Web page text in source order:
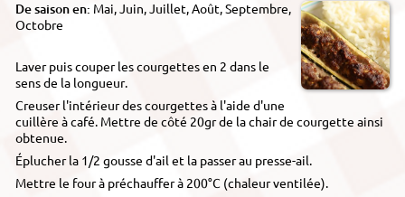
De saison en: Mai, Juin, Juillet, Août, Septembre,
Octobre
Laver puis couper les courgettes en 2 dans le
sens de la longueur.
Creuser l'intérieur des courgettes à l'aide d'une
cuillère à café. Mettre de côté 20gr de la chair de courgette ainsi
obtenue.
Éplucher la 1/2 gousse d'ail et la passer au presse-ail.
Mettre le four à préchauffer à 200°C (chaleur ventilée).